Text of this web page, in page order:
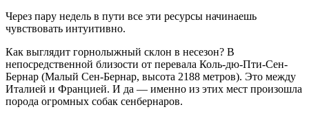
Через пару недель в пути все эти ресурсы начинаешь
чувствовать интуитивно.
Как выглядит горнолыжный склон в несезон? В
непосредственной близости от перевала Коль-дю-Пти-Сен-
Бернар (Малый Сен-Бернар, высота 2188 метров). Это между
Италией и Францией. И да — именно из этих мест произошла
порода огромных собак сенбернаров.